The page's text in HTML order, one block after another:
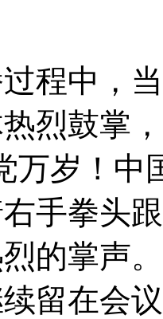
中，当
烈鼓掌
万岁！中
手拳头
的掌声
留在会